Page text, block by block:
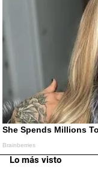
Lo más visto